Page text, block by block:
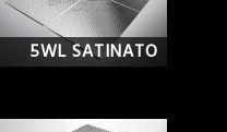
5WL SATINATO